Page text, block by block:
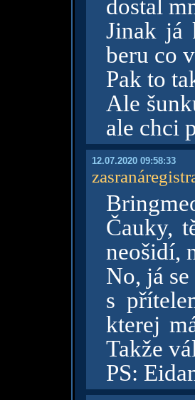
dostal
Jinak já
beru co
Pak to
Ale
ale chci
12.07.2020 09:58:33
Čauky,
neošidí,
No, já
s
kterej
Takže
PS: